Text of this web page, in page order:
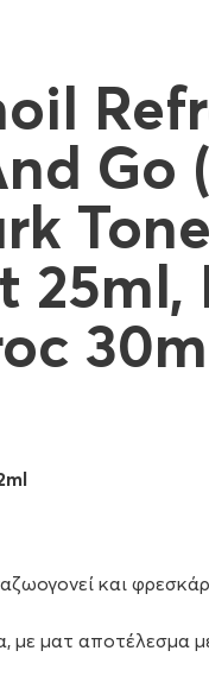
Go
25ml,
και
με ματ αποτέλεσμα